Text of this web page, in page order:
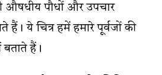
औषधीय पौधों और उपचार
हैं। ये चित्र हमें हमारे पूर्वजों की
बताते हैं।